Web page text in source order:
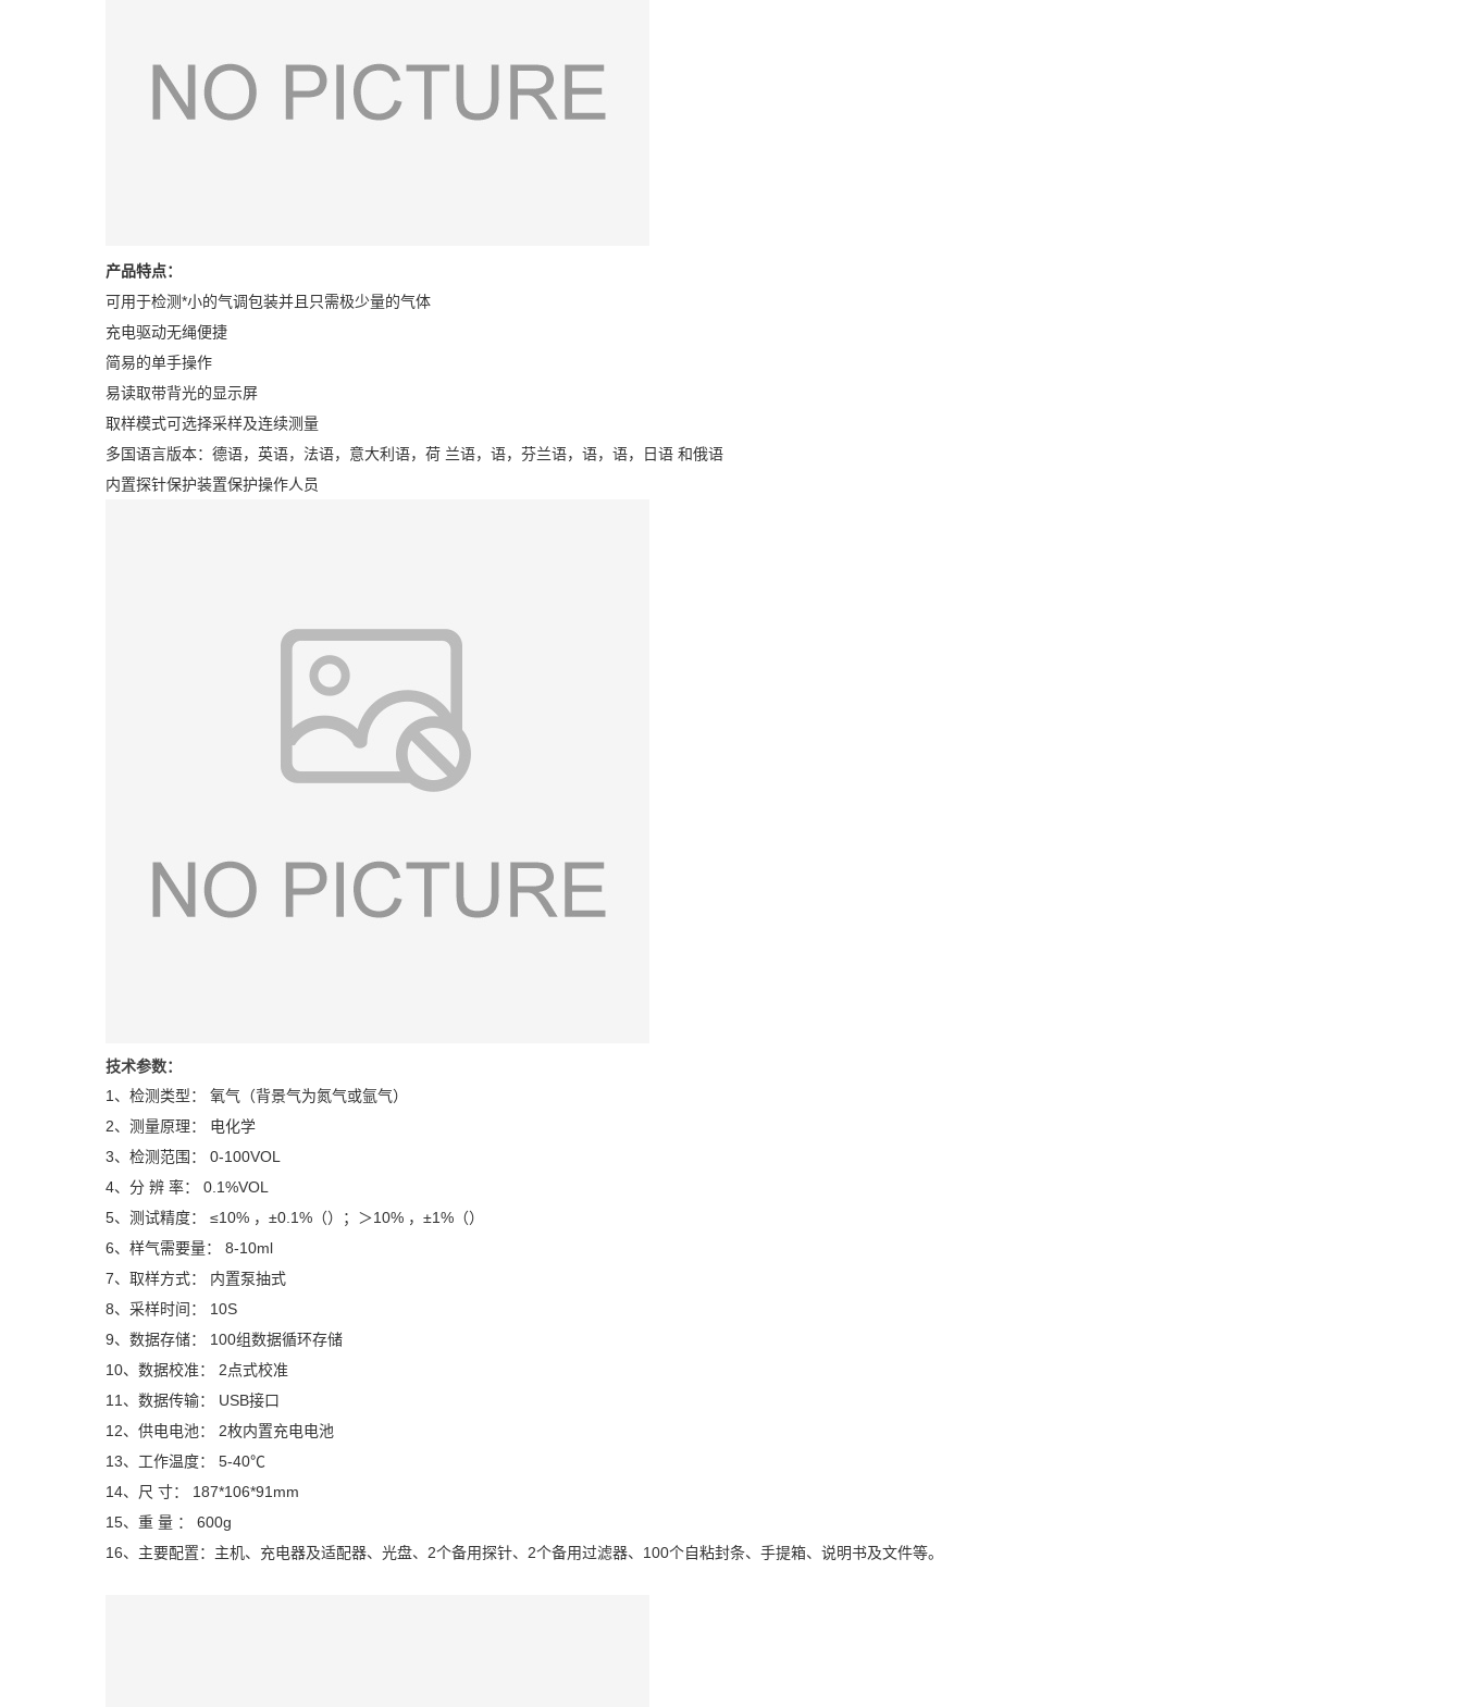
产品特点：
可用于检测*小的气调包装并且只需极少量的气体
充电驱动无绳便捷
简易的单手操作
易读取带背光的显示屏
取样模式可选择采样及连续测量
多国语言版本：德语，英语，法语，意大利语，荷 兰语，语，芬兰语，语，语，日语 和俄语
内置探针保护装置保护操作人员
技术参数：
1、检测类型： 氧气（背景气为氮气或氩气）
2、测量原理： 电化学
3、检测范围： 0-100VOL
4、分 辨 率： 0.1%VOL
5、测试精度： ≤10% ，±0.1%（）；＞10% ，±1%（）
6、样气需要量： 8-10ml
7、取样方式： 内置泵抽式
8、采样时间： 10S
9、数据存储： 100组数据循环存储
10、数据校准： 2点式校准
11、数据传输： USB接口
12、供电电池： 2枚内置充电电池
13、工作温度： 5-40℃
14、尺 寸： 187*106*91mm
15、重 量 ： 600g
16、主要配置：主机、充电器及适配器、光盘、2个备用探针、2个备用过滤器、100个自粘封条、手提箱、说明书及文件等。